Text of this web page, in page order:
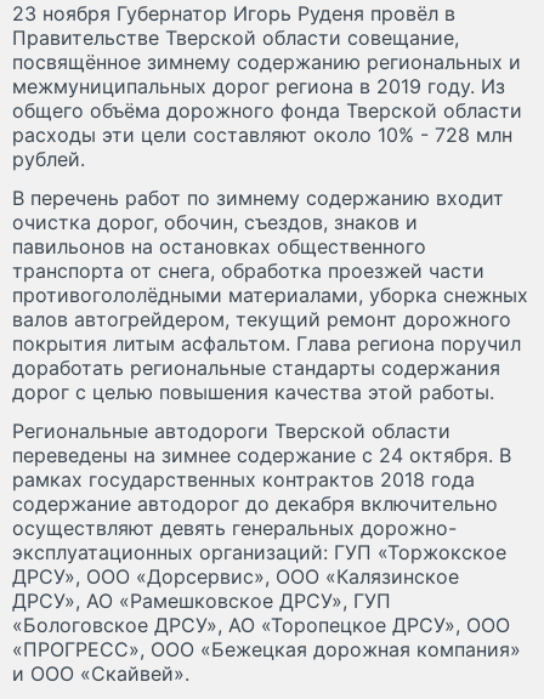
23 ноября Губернатор Игорь Руденя провёл в
Правительстве Тверской области совещание,
посвящённое зимнему содержанию региональных и
межмуниципальных дорог региона в 2019 году. Из
общего объёма дорожного фонда Тверской области
расходы эти цели составляют около 10% - 728 млн
рублей.
В перечень работ по зимнему содержанию входит
очистка дорог, обочин, съездов, знаков и
павильонов на остановках общественного
транспорта от снега, обработка проезжей части
противогололёдными материалами, уборка снежных
валов автогрейдером, текущий ремонт дорожного
покрытия литым асфальтом. Глава региона поручил
доработать региональные стандарты содержания
дорог с целью повышения качества этой работы.
Региональные автодороги Тверской области
переведены на зимнее содержание с 24 октября. В
рамках государственных контрактов 2018 года
содержание автодорог до декабря включительно
осуществляют девять генеральных дорожно-
эксплуатационных организаций: ГУП «Торжокское
ДРСУ», ООО «Дорсервис», ООО «Калязинское
ДРСУ», АО «Рамешковское ДРСУ», ГУП
«Бологовское ДРСУ», АО «Торопецкое ДРСУ», ООО
«ПРОГРЕСС», ООО «Бежецкая дорожная компания»
и ООО «Скайвей».